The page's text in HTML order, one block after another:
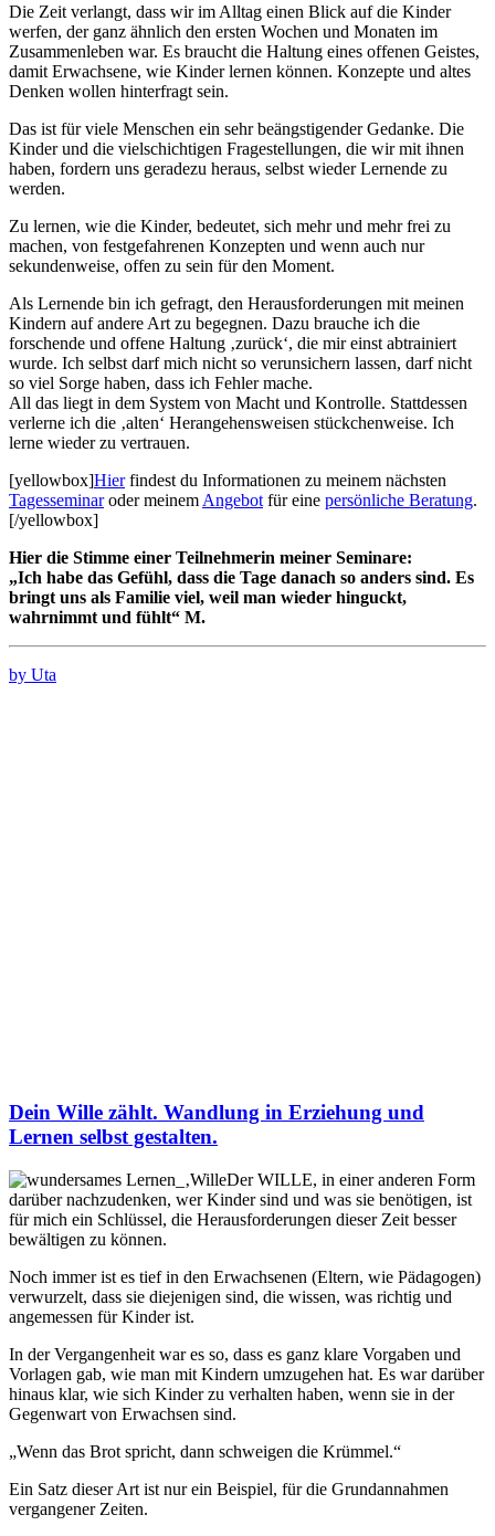
Die Zeit verlangt, dass wir im Alltag einen Blick auf die Kinder
werfen, der ganz ähnlich den ersten Wochen und Monaten im
Zusammenleben war. Es braucht die Haltung eines offenen Geistes,
damit Erwachsene, wie Kinder lernen können. Konzepte und altes
Denken wollen hinterfragt sein.
Das ist für viele Menschen ein sehr beängstigender Gedanke. Die
Kinder und die vielschichtigen Fragestellungen, die wir mit ihnen
haben, fordern uns geradezu heraus, selbst wieder Lernende zu
werden.
Zu lernen, wie die Kinder, bedeutet, sich mehr und mehr frei zu
machen, von festgefahrenen Konzepten und wenn auch nur
sekundenweise, offen zu sein für den Moment.
Als Lernende bin ich gefragt, den Herausforderungen mit meinen
Kindern auf andere Art zu begegnen. Dazu brauche ich die
forschende und offene Haltung ‚zurück‘, die mir einst abtrainiert
wurde. Ich selbst darf mich nicht so verunsichern lassen, darf nicht
so viel Sorge haben, dass ich Fehler mache.
All das liegt in dem System von Macht und Kontrolle. Stattdessen
verlerne ich die ‚alten‘ Herangehensweisen stückchenweise. Ich
lerne wieder zu vertrauen.
[yellowbox]Hierfindest du Informationen zu meinem nächsten
Tagesseminaroder meinem Angebot für eine persönliche Beratung.
[/yellowbox]
Hier die Stimme einer Teilnehmerin meiner Seminare:
„Ich habe das Gefühl, dass die Tage danach so anders sind. Es
bringt uns als Familie viel, weil man wieder hinguckt,
wahrnimmt und fühlt“ M.
by Uta
Dein Wille zählt. Wandlung in Erziehung und
Lernen selbst gestalten.
Der WILLE, in einer anderen Form
darüber nachzudenken, wer Kinder sind und was sie benötigen, ist
für mich ein Schlüssel, die Herausforderungen dieser Zeit besser
bewältigen zu können.
Noch immer ist es tief in den Erwachsenen (Eltern, wie Pädagogen)
verwurzelt, dass sie diejenigen sind, die wissen, was richtig und
angemessen für Kinder ist.
In der Vergangenheit war es so, dass es ganz klare Vorgaben und
Vorlagen gab, wie man mit Kindern umzugehen hat. Es war darüber
hinaus klar, wie sich Kinder zu verhalten haben, wenn sie in der
Gegenwart von Erwachsen sind.
„Wenn das Brot spricht, dann schweigen die Krümmel.“
Ein Satz dieser Art ist nur ein Beispiel, für die Grundannahmen
vergangener Zeiten.